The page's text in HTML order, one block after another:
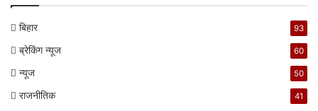
बिहार 93
ब्रेकिंग न्यूज 60
न्यूज 50
राजनीतिक 41